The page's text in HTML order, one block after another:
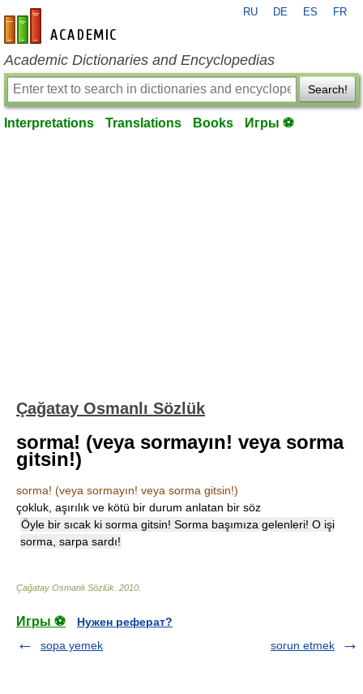
en-academic.com
RU DE ES FR
Academic Dictionaries and Encyclopedias
Search!
Interpretations Translations Books Игры ⚽
Çağatay Osmanlı Sözlük
sorma! (veya sormayın! veya sorma
gitsin!)
sorma! (veya sormayın! veya sorma gitsin!)
çokluk, aşırılık ve kötü bir durum anlatan bir söz
Öyle bir sıcak ki sorma gitsin! Sorma başımıza gelenleri! O işi
sorma, sarpa sardı!
Çağatay Osmanlı Sözlük 2010
Игры ⚽
Нужен реферат?
sopa yemek
sorun etmek